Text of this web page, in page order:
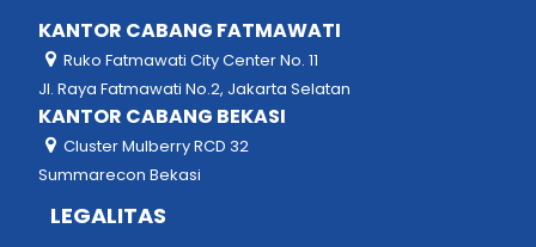
KANTOR CABANG FATMAWATI
Ruko Fatmawati City Center No. 11
Jl. Raya Fatmawati No.2, Jakarta Selatan
KANTOR CABANG BEKASI
Cluster Mulberry RCD 32
Summarecon Bekasi
LEGALITAS